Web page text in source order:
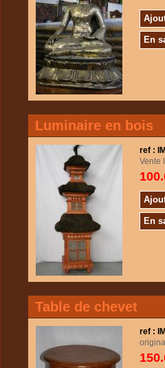
En
Luminaire en bois
ref :
Vente
En
Table de chevet
ref :